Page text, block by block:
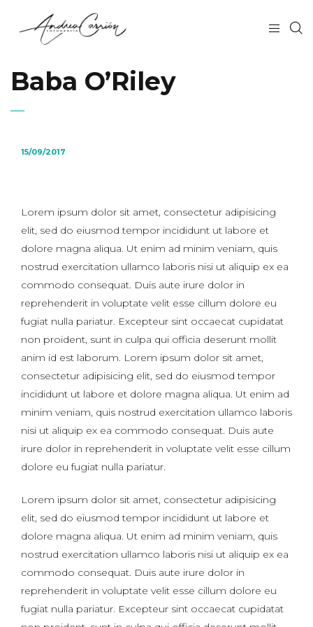
Baba O’Riley
15/09/2017
Lorem ipsum dolor sit amet, consectetur adipisicing
elit, sed do eiusmod tempor incididunt ut labore et
dolore magna aliqua. Ut enim ad minim veniam, quis
nostrud exercitation ullamco laboris nisi ut aliquip ex ea
commodo consequat. Duis aute irure dolor in
reprehenderit in voluptate velit esse cillum dolore eu
fugiat nulla pariatur. Excepteur sint occaecat cupidatat
non proident, sunt in culpa qui officia deserunt mollit
anim id est laborum. Lorem ipsum dolor sit amet,
consectetur adipisicing elit, sed do eiusmod tempor
incididunt ut labore et dolore magna aliqua. Ut enim ad
minim veniam, quis nostrud exercitation ullamco laboris
nisi ut aliquip ex ea commodo consequat. Duis aute
irure dolor in reprehenderit in voluptate velit esse cillum
dolore eu fugiat nulla pariatur.
Lorem ipsum dolor sit amet, consectetur adipisicing
elit, sed do eiusmod tempor incididunt ut labore et
dolore magna aliqua. Ut enim ad minim veniam, quis
nostrud exercitation ullamco laboris nisi ut aliquip ex ea
commodo consequat. Duis aute irure dolor in
reprehenderit in voluptate velit esse cillum dolore eu
fugiat nulla pariatur. Excepteur sint occaecat cupidatat